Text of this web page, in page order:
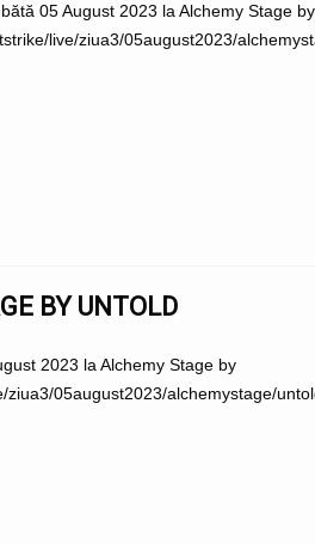
05 August 2023 la Alchemy Stage by
live/ziua3/05august2023/
BY UNTOLD
2023 la Alchemy Stage by
ziua3/05august2023/